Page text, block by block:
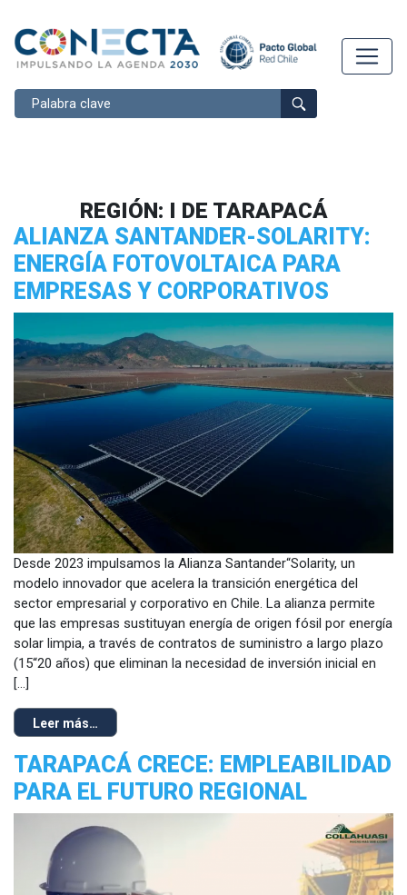
Buscar
REGIÓN: I DE TARAPACÁ
ALIANZA SANTANDER-SOLARITY:
ENERGÍA FOTOVOLTAICA PARA
EMPRESAS Y CORPORATIVOS
Desde 2023 impulsamos la Alianza Santander“Solarity, un
modelo innovador que acelera la transición energética del
sector empresarial y corporativo en Chile. La alianza permite
que las empresas sustituyan energía de origen fósil por energía
solar limpia, a través de contratos de suministro a largo plazo
(15“20 años) que eliminan la necesidad de inversión inicial en
[…]
Leer más…
TARAPACÁ CRECE: EMPLEABILIDAD
PARA EL FUTURO REGIONAL